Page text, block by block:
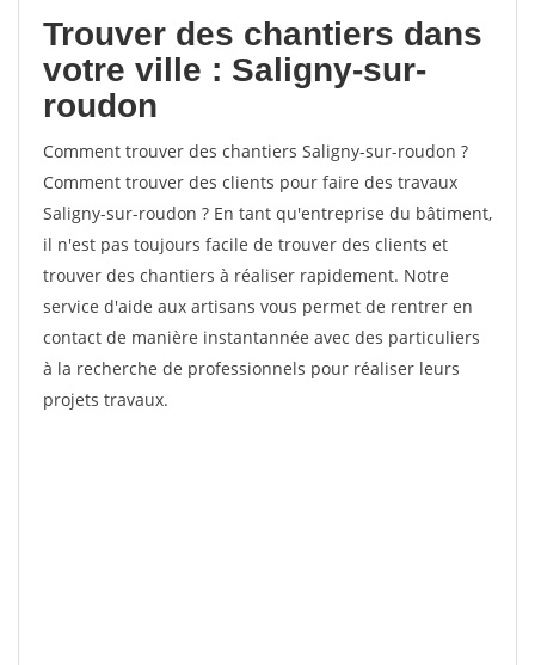
Trouver des chantiers dans
votre ville : Saligny-sur-
roudon
Comment trouver des chantiers Saligny-sur-roudon ?
Comment trouver des clients pour faire des travaux
Saligny-sur-roudon ? En tant qu'entreprise du bâtiment,
il n'est pas toujours facile de trouver des clients et
trouver des chantiers à réaliser rapidement. Notre
service d'aide aux artisans vous permet de rentrer en
contact de manière instantannée avec des particuliers
à la recherche de professionnels pour réaliser leurs
projets travaux.